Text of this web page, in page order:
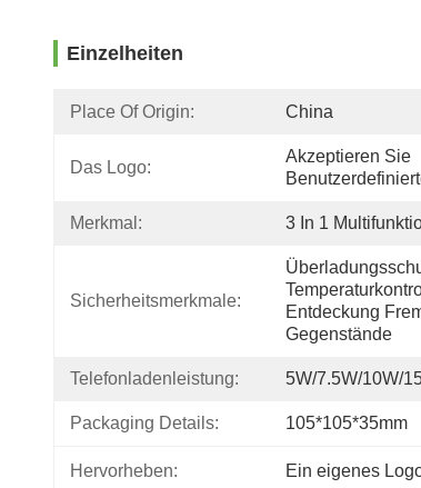
Einzelheiten
Place Of Origin: China
Das Logo:
Akzeptieren Sie
Merkmal: 3 In 1
Sicherheitsmerkmale:
Entdeckung
Gegenstände
Telefonladenleistung: 5W/7.5W/10W/
Packaging Details: 105*105*35mm
Hervorheben: Ein eigenes